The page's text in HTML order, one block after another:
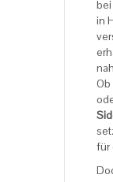
bei
in
für